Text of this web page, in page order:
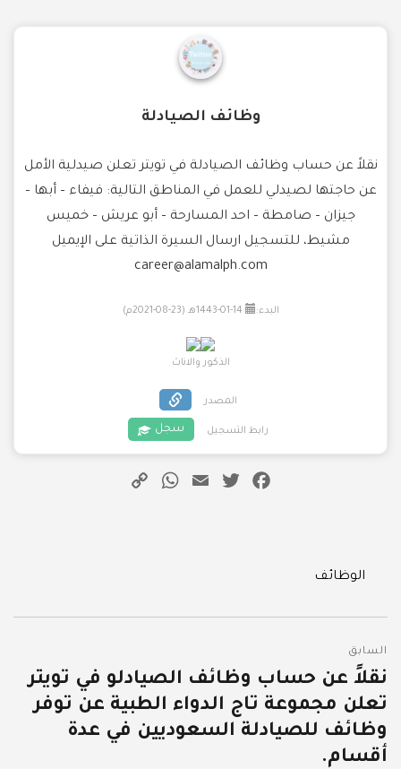
وظائف الصيادلة
نقلاً عن حساب وظائف الصيادلة في تويتر تعلن صيدلية الأمل
عن حاجتها لصيدلي للعمل في المناطق التالية: فيفاء – أبها –
جيزان – صامطة – احد المسارحة – أبو عريش – خميس
مشيط، للتسجيل ارسال السيرة الذاتية على الإيميل
career@alamalph.com
البدء: 14-01-1443هـ (23-08-2021م)
الذكور والاناث
المصدر
رابط التسجيل سجل
Facebook
Twitter
Email
WhatsApp
Categories
الوظائف
المقالات
السابق
المقالة
السابقة:
نقلاً عن حساب وظائف الصيادلو في تويتر
تعلن مجموعة تاج الدواء الطبية عن توفر
وظائف للصيادلة السعوديين في عدة
أقسام.